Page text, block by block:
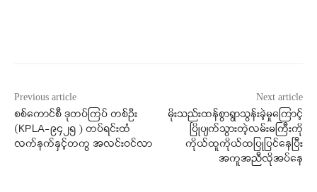
Previous article
စစ်ကောင်စီ ဒုတပ်ကြပ် တစ်ဦး
(KPLA-၉၄၂၅ ) တပ်ရင်းထံ
လက်နက်နှင့်တကွ အလင်းဝင်လာ
Next article
မိုးသည်းထန်စွာရွာသွန်းခဲ့မှုကြောင့်
ပြိုပျက်သွားတဲ့လမ်းမကြီးကို
ကိုယ်ထူကိုယ်ထပြုပြင်နေပြီး
အကူအညီလိုအပ်နေ